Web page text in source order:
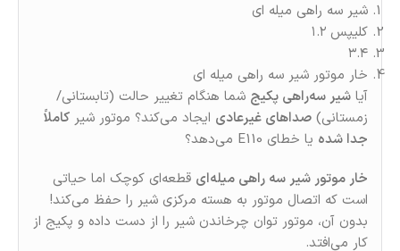
شیر سه راهی میله ای
کلیپس ۱.۲
۳.۴
خار موتور شیر سه راهی میله ای
آیا شیر سه‌راهی پکیج شما هنگام تغییر حالت (تابستانی/
زمستانی) صداهای غیرعادی ایجاد می‌کند؟ موتور شیر کاملاً
جدا شده یا خطای E110 می‌دهد؟
خار موتور شیر سه راهی میله‌ای قطعه‌ای کوچک اما حیاتی
است که اتصال موتور به هسته مرکزی شیر را حفظ می‌کند!
بدون آن، موتور توان چرخاندن شیر را از دست داده و پکیج از
کار می‌افتد.